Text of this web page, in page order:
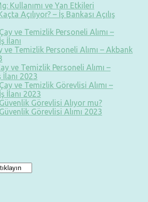
Kullanımı ve Yan Etkileri
Açılıyor? – İş Bankası Açılış
ve Temizlik Personeli Alımı –
İlanı
ve Temizlik Personeli Alımı – Akbank
ve Temizlik Personeli Alımı –
2023
ve Temizlik Görevlisi Alımı –
İlanı 2023
Görevlisi Alıyor mu?
Görevlisi Alımı 2023